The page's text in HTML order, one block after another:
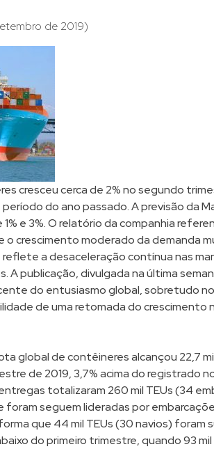
de 2019)
cresceu cerca de 2% no segundo
do ano passado. A previsão da
e 3%. O relatório da companhia
crescimento moderado da demanda
reflete a desaceleração contínua nas
A publicação, divulgada na última
do entusiasmo global, sobretudo
de uma retomada do crescimento
global de contêineres alcançou 22,7
de 2019, 3,7% acima do registrado
totalizaram 260 mil TEUs (34
seguem lideradas por
que 44 mil TEUs (30 navios) foram
do primeiro trimestre, quando 93 mil